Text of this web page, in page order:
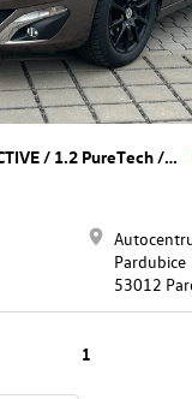
Peugeot 308 5dv. / ACTIVE / 1.2 PureTech / 130 / S&S / MAN
Pardubice
53012
1